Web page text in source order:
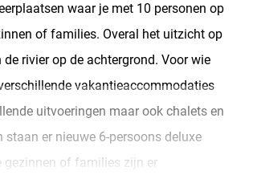
waar je met 10 personen op
of families. Overal het uitzicht op
rivier op de achtergrond. Voor wie
vakantieaccommodaties
uitvoeringen maar ook chalets en
er nieuwe 6-persoons deluxe
gezinnen of families zijn er